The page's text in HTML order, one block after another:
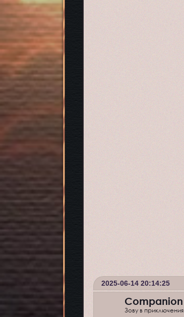
2025-06-14 20:14:25
Companion
Зову в приключения